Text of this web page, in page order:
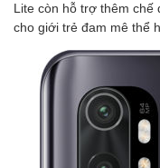
Lite còn hỗ trợ thêm chế
cho giới trẻ đam mê thể